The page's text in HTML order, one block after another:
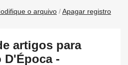
o arquivo /Apagar registro
artigos para
D'Época -